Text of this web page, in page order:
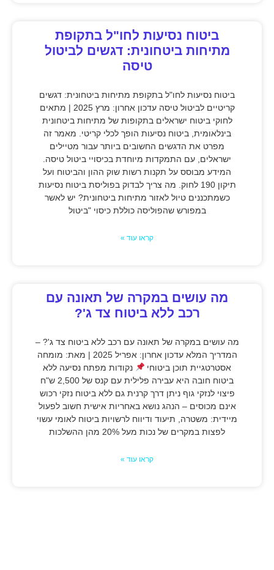
ביטוח נסיעות לחו"ל בתקופת
מתיחות ביטחונית: דגשים לביטול
טיסה
ביטוח נסיעות לחו"ל בתקופת מתיחות ביטחונית: דגשים
קריטיים לביטול טיסה עדכון אחרון: מרץ 2025 | מתאים
לחוקי ביטוח ישראלים בתקופות של מתיחות ביטחונית
בינלאומית, ביטוח נסיעות הופך לכלי קריטי. מאמר זה
מפרט את הדגשים החשובים ביותר עבור מטיילים
ישראלים, עם התמקדות מיוחדת בכיסויי ביטול טיסה.
המידע מבוסס על תקנות רשות שוק ההון והביטוח ועל
תיקון 190 לחוק. מה צריך לבדוק בפוליסת ביטוח נסיעות
כשמתכננים טיול לאזור מתיחות ביטחונית? יש לאשר
במפורש שהפוליסה כוללת כיסוי "ביטול
קראו עוד »
מה עושים במקרה של תאונה עם
רכב ללא ביטוח צד ג'?
מה עושים במקרה של תאונה עם רכב ללא ביטוח צד ג'? –
המדריך המלא עדכון אחרון: אפריל 2025 | מאת: מומחה
אסטרטגיית תוכן ביטוחי
נקודות מפתח נסיעה ללא
ביטוח חובה היא עבירה פלילית עם קנס של 2,500 ש"ח
פיצוי לנזקי גוף ניתן דרך קרנית גם ללא ביטוח נזקי רכוש
אינם מכוסים – הנהג נושא באחריות אישית חשוב לפעול
מיידית: משטרה, תיעוד ודיווח לרשויות ביטוח לאומי עשוי
לפצות במקרים של נכות מעל 20% מהן ההשלכות
קראו עוד »